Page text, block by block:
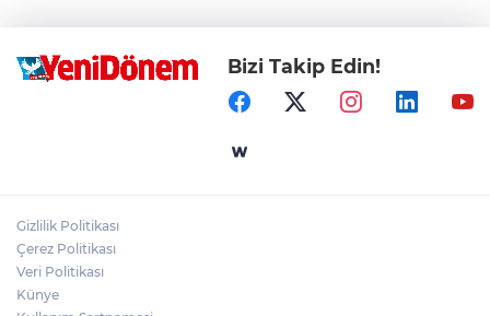
Bizi Takip Edin!
Gizlilik Politikası
Çerez Politikası
Veri Politikası
Künye